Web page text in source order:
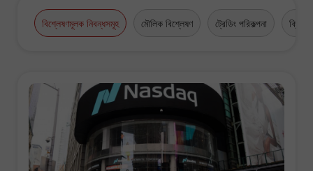
বিশ্লেষণমূলক নিবন্ধসমূহ মৌলিক বিশ্লেষণ ট্রেডিং পরিকল্পনা